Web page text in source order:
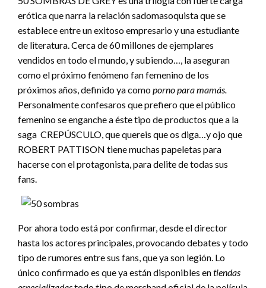
erótica que narra la relación sadomasoquista que se
establece entre un exitoso empresario y una estudiante
de literatura. Cerca de 60 millones de ejemplares
vendidos en todo el mundo, y subiendo…, la aseguran
como el próximo fenómeno fan femenino de los
próximos años, definido ya comoporno para mamás.
Personalmente confesaros que prefiero que el público
femenino se enganche a éste tipo de productos que a la
saga CREPÚSCULO, que quereis que os diga…y ojo que
ROBERT PATTISON tiene muchas papeletas para
hacerse con el protagonista, para delite de todas sus
fans.
Por ahora todo está por confirmar, desde el director
hasta los actores principales, provocando debates y todo
tipo de rumores entre sus fans, que ya son legión. Lo
único confirmado es que ya están disponibles entiendas